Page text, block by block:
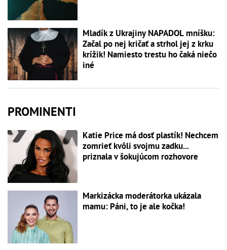
Mladík z Ukrajiny NAPADOL mníšku:
Začal po nej kričať a strhol jej z krku
krížik! Namiesto trestu ho čaká niečo
iné
PROMINENTI
Katie Price má dosť plastík! Nechcem
zomrieť kvôli svojmu zadku...
priznala v šokujúcom rozhovore
Markizácka moderátorka ukázala
mamu: Páni, to je ale kočka!